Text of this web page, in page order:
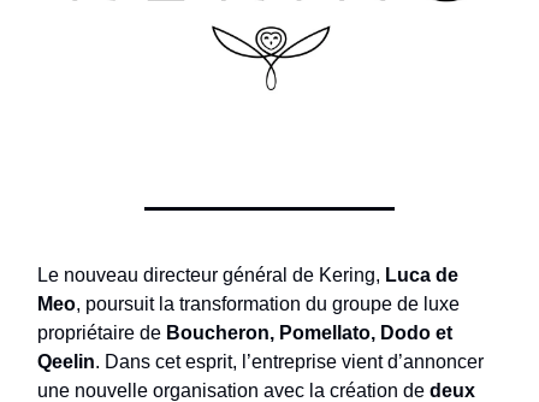
Le nouveau directeur général de Kering, Luca de
Meo, poursuit la transformation du groupe de luxe
propriétaire de Boucheron, Pomellato, Dodo et
Qeelin. Dans cet esprit, l’entreprise vient d’annoncer
une nouvelle organisation avec la création de deux